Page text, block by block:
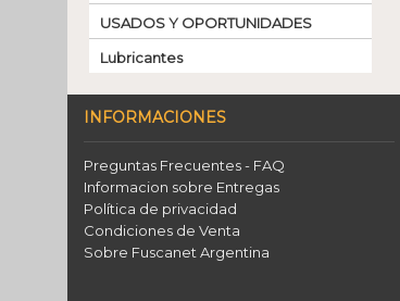
USADOS Y OPORTUNIDADES
Lubricantes
INFORMACIONES
Preguntas Frecuentes - FAQ
Informacion sobre Entregas
Política de privacidad
Condiciones de Venta
Sobre Fuscanet Argentina